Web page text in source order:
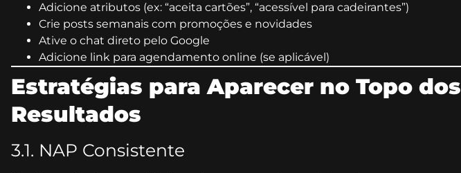
Adicione atributos (ex: “aceita cartões”, “acessível para cadeirantes”)
Crie posts semanais com promoções e novidades
Ative o chat direto pelo Google
Adicione link para agendamento online (se aplicável)
Estratégias para Aparecer no Topo dos
Resultados
3.1. NAP Consistente